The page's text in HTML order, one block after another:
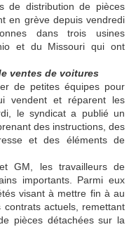
de distribution de pièces
en grève depuis vendredi
dans trois usines
et du Missouri qui ont
ventes de voitures
de petites équipes pour
vendent et réparent les
le syndicat a publié un
des instructions, des
et des éléments de
GM, les travailleurs de
importants. Parmi eux
visant à mettre fin à au
actuels, remettant
pièces détachées sur la